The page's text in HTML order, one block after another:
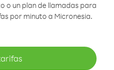
o un plan de llamadas para
por minuto a Micronesia.